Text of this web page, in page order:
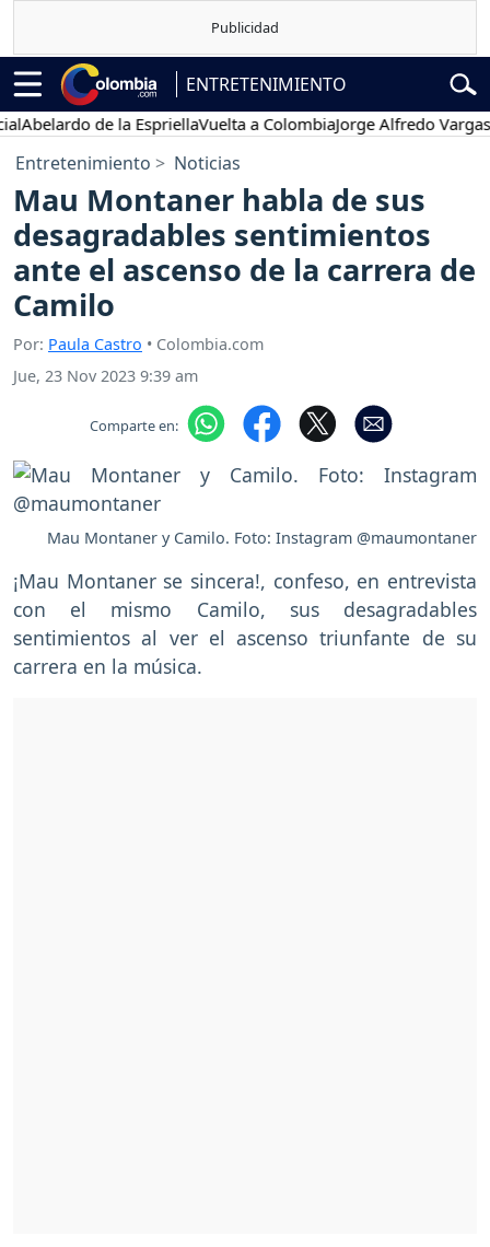
ENTRETENIMIENTO
de la EspriellaVuelta a ColombiaJorge Alfredo Vargas
Entretenimiento Noticias
Mau Montaner habla de sus
desagradables sentimientos
ante el ascenso de la carrera de
Camilo
Por: Paula Castro • Colombia.com
Jue, 23 Nov 2023 9:39 am
Comparte en:
Mau Montaner y Camilo. Foto: Instagram @maumontaner
¡Mau Montaner se sincera!, confeso, en entrevista
con el mismo Camilo, sus desagradables
sentimientos al ver el ascenso triunfante de su
carrera en la música.